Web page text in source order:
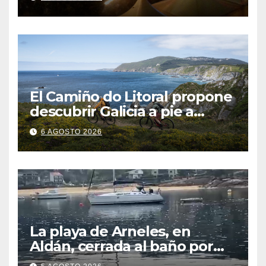
El Camiño do Litoral propone
descubrir Galicia a pie a
través de más de 1.300
kilómetros
6 AGOSTO 2026
La playa de Arneles, en
Aldán, cerrada al baño por
contaminación del agua tras